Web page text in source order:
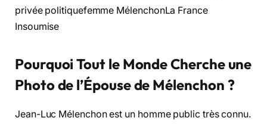
privée politiquefemme MélenchonLa France
Insoumise
Pourquoi Tout le Monde Cherche une
Photo de l’Épouse de Mélenchon ?
Jean-Luc Mélenchon est un homme public très connu.